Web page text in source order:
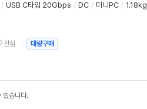
/ USB C타입 20Gbps / DC / 미니PC / 1.18kg
관심 대량구매
있습니다.